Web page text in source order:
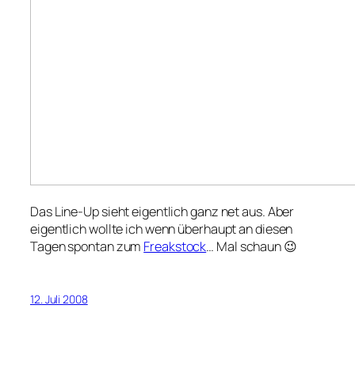
Das Line-Up sieht eigentlich ganz net aus. Aber
eigentlich wollte ich wenn überhaupt an diesen
Tagen spontan zum Freakstock… Mal schaun 😉
12. Juli 2008